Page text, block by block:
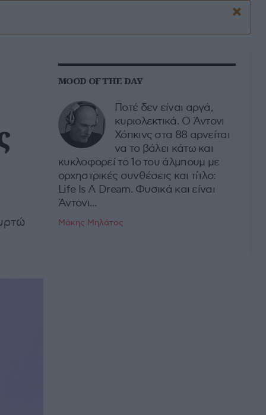
×
MOOD OF THE DAY
Ποτέ δεν είναι αργά,
κυριολεκτικά. Ο Άντονι
Χόπκινς στα 88 αρνείται
να το βάλει κάτω και
κυκλοφορεί το 1ο του άλμπουμ με
ορχηστρικές συνθέσεις και τίτλο:
Life Is A Dream. Φυσικά και είναι
Άντονι...
Μάκης Μηλάτος